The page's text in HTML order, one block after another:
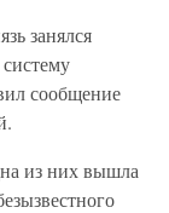
занялся
сообщение
из них вышла